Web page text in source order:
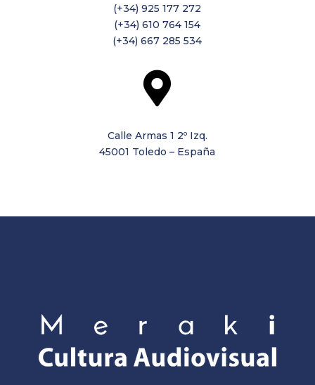
(+34) 925 177 272
(+34) 610 764 154
(+34) 667 285 534

Calle Armas 1 2º Izq.
45001 Toledo – España